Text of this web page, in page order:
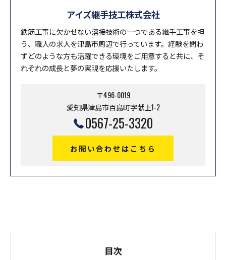
アイズ継手技工株式会社
鉄筋工事に欠かせない溶接技術の一つである継手工事を担
う、職人の求人を津島市周辺で行っています。経験を問わ
ずどのような方も活躍できる環境をご用意すると共に、そ
れぞれの成長と夢の実現を応援いたします。
〒496-0019
愛知県津島市百島町字献上1-2
0567-25-3320
お問い合わせはこちら
目次